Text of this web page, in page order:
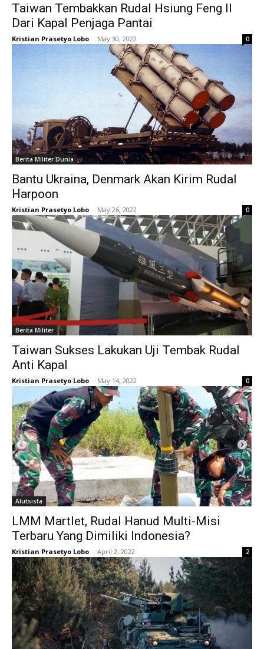
Taiwan Tembakkan Rudal Hsiung Feng II
Dari Kapal Penjaga Pantai
Kristian Prasetyo Lobo - May 30, 2022 0
Berita Militer Dunia
Bantu Ukraina, Denmark Akan Kirim Rudal
Harpoon
Kristian Prasetyo Lobo - May 26, 2022 0
Berita Militer
Taiwan Sukses Lakukan Uji Tembak Rudal
Anti Kapal
Kristian Prasetyo Lobo - May 14, 2022 0
Alutsista
LMM Martlet, Rudal Hanud Multi-Misi
Terbaru Yang Dimiliki Indonesia?
Kristian Prasetyo Lobo - April 2, 2022 2